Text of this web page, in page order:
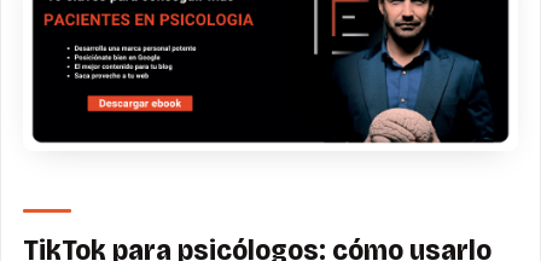
TikTok para psicólogos: cómo usarlo